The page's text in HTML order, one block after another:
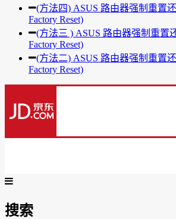
(方法四) ASUS 路由器强制重置
Factory Reset)
(方法三 ) ASUS 路由器强制重置
Factory Reset)
(方法二) ASUS 路由器强制重置
Factory Reset)
搜索